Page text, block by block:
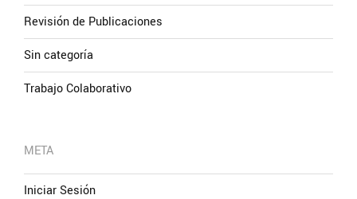
Revisión de Publicaciones
Sin categoría
Trabajo Colaborativo
META
Iniciar Sesión